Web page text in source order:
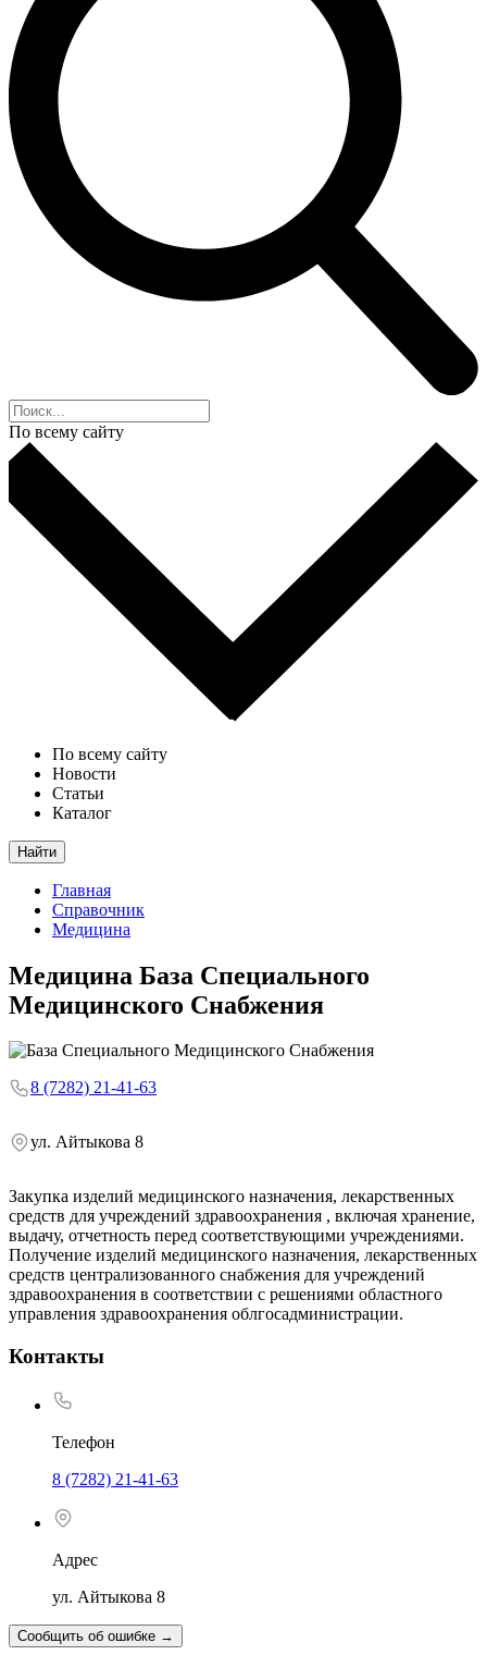
По всему сайту
По всему сайту
Новости
Статьи
Каталог
Найти
Главная
Справочник
Медицина
Медицина База Специального
Медицинского Снабжения
8 (7282) 21-41-63
ул. Айтыкова 8
Закупка изделий медицинского назначения, лекарственных
средств для учреждений здравоохранения , включая хранение,
выдачу, отчетность перед соответствующими учреждениями.
Получение изделий медицинского назначения, лекарственных
средств централизованного снабжения для учреждений
здравоохранения в соответствии с решениями областного
управления здравоохранения облгосадминистрации.
Контакты
Телефон
8 (7282) 21-41-63
Адрес
ул. Айтыкова 8
Сообщить об ошибке →